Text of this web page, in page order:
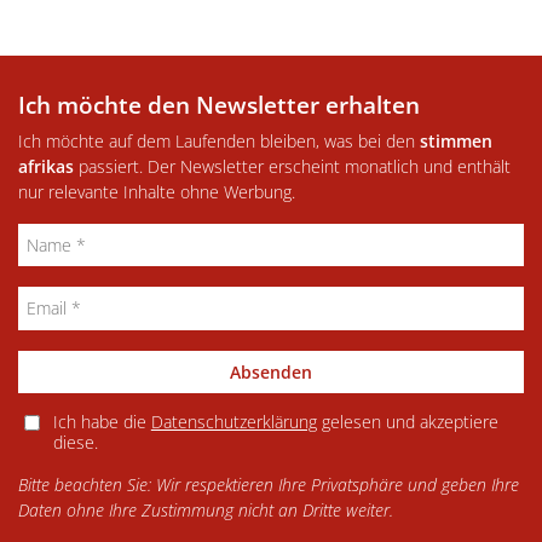
Ich möchte den Newsletter erhalten
Ich möchte auf dem Laufenden bleiben, was bei den stimmen
afrikas passiert. Der Newsletter erscheint monatlich und enthält
nur relevante Inhalte ohne Werbung.
Absenden
Ich habe die Datenschutzerklärunggelesen und akzeptiere
diese.
Bitte beachten Sie: Wir respektieren Ihre Privatsphäre und geben Ihre
Daten ohne Ihre Zustimmung nicht an Dritte weiter.